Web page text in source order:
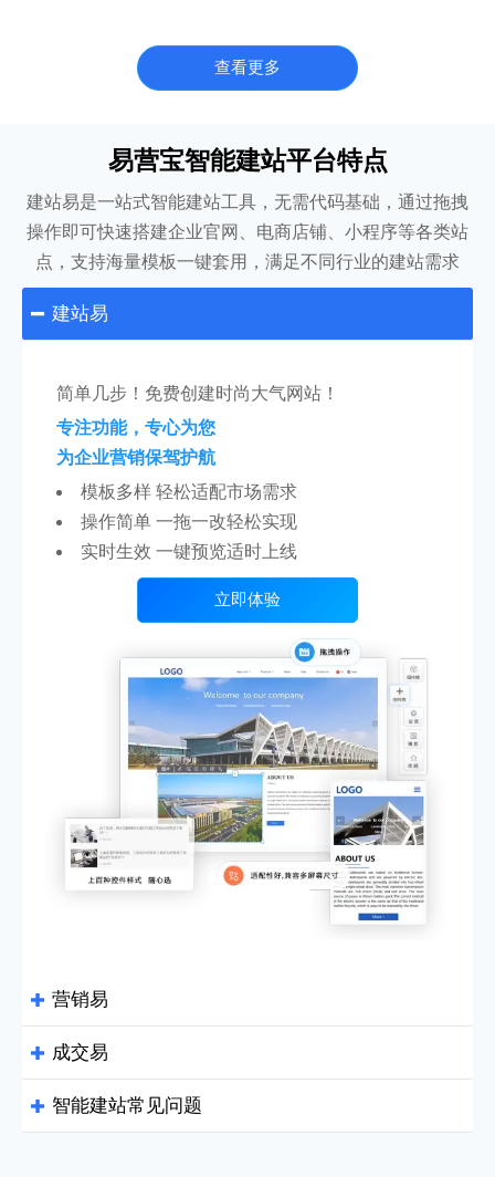
查看更多
易营宝智能建站平台特点
建站易是一站式智能建站工具，无需代码基础，通过拖拽
操作即可快速搭建企业官网、电商店铺、小程序等各类站
点，支持海量模板一键套用，满足不同行业的建站需求
 建站易
简单几步！免费创建时尚大气网站！
专注功能，专心为您
为企业营销保驾护航
模板多样 轻松适配市场需求
操作简单 一拖一改轻松实现
实时生效 一键预览适时上线
立即体验
 营销易
 成交易
致力于帮助全球企业拥有会营销能赚钱的网站！
 智能建站常见问题